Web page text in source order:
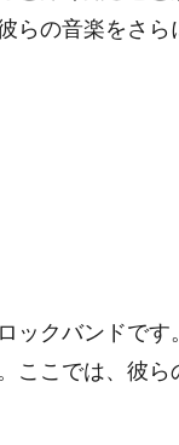
らの音楽をさら
ックバンドです。
ここでは、彼ら